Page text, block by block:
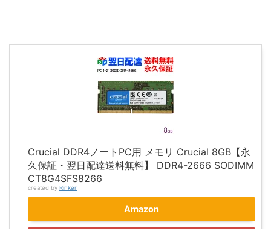
Crucial DDR4ノートPC用 メモリ Crucial 8GB【永
久保証・翌日配達送料無料】 DDR4-2666 SODIMM
CT8G4SFS8266
created by Rinker
Amazon